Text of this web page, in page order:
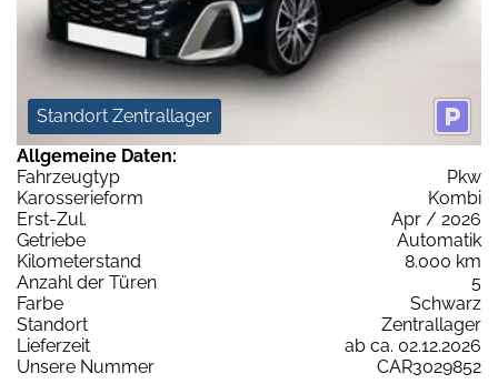
Standort Zentrallager
Allgemeine Daten:
Fahrzeugtyp
Pkw
Karosserieform
Kombi
Erst-Zul.
Apr / 2026
Getriebe
Automatik
Kilometerstand
8.000 km
Anzahl der Türen
5
Farbe
Schwarz
Standort
Zentrallager
Lieferzeit
ab ca. 02.12.2026
Unsere Nummer
CAR3029852